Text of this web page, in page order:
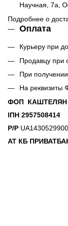
Научная, 7а,
Подробнее о
Оплата
Курьеру при
Продавцу при
При
На реквизиты
ФОП КАШТЕЛЯН
ІПН 2957508414
Р/Р
АТ КБ